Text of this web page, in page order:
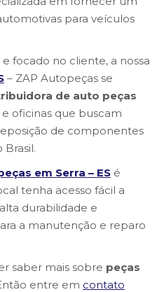
para veículos
focado no cliente, a nossa
– ZAP Autopeças se
de auto peças
oficinas que buscam
de componentes
Brasil.
em Serra – ES é
tenha acesso fácil a
durabilidade e
a manutenção e reparo
saber mais sobre peças
entre em contato